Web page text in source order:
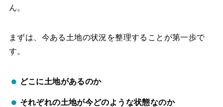
ん。
まずは、今ある土地の状況を整理することが第一歩で
す。
どこに土地があるのか
それぞれの土地が今どのような状態なのか